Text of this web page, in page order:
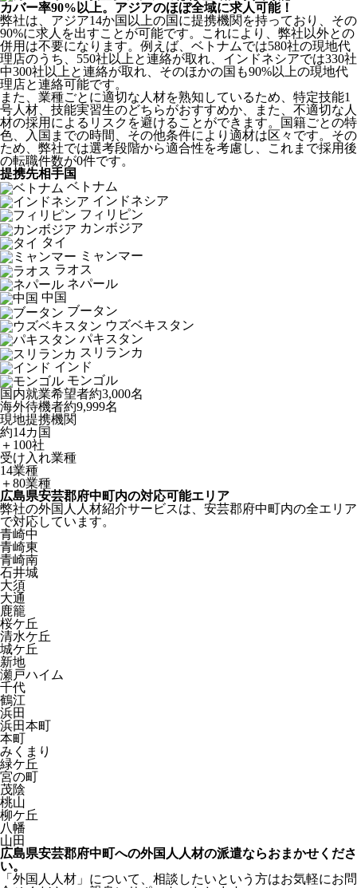
カバー率90%以上。アジアのほぼ全域に求人可能！
弊社は、 アジア14か国以上の国に提携機関を持っており、その
90%に求人を出すことが可能です。これにより、弊社以外との
併用は不要になります。例えば、ベトナムでは580社の現地代
理店のうち、550社以上と連絡が取れ、インドネシアでは330社
中300社以上と連絡が取れ、そのほかの国も90%以上の現地代
理店と連絡可能です。
また、業種ごとに適切な人材を熟知しているため、特定技能1
号人材、技能実習生のどちらがおすすめか、また、不適切な人
材の採用によるリスクを避けることができます。国籍ごとの特
色、入国までの時間、その他条件により適材は区々です。その
ため、弊社では選考段階から適合性を考慮し、これまで採用後
の転職件数が0件です。
提携先相手国
ベトナム
インドネシア
フィリピン
カンボジア
タイ
ミャンマー
ラオス
ネパール
中国
ブータン
ウズベキスタン
パキスタン
スリランカ
インド
モンゴル
国内就業希望者約3,000名
海外待機者約9,999名
現地提携機関
約14カ国
＋100社
受け入れ業種
14業種
＋80業種
広島県安芸郡府中町内の対応可能エリア
弊社の外国人人材紹介サービスは、安芸郡府中町内の全エリア
で対応しています。
青崎中
青崎東
青崎南
石井城
大須
大通
鹿籠
桜ケ丘
清水ケ丘
城ケ丘
新地
瀬戸ハイム
千代
鶴江
浜田
浜田本町
本町
みくまり
緑ケ丘
宮の町
茂陰
桃山
柳ケ丘
八幡
山田
広島県安芸郡府中町への外国人人材の派遣ならおまかせくださ
い。
「外国人人材」について、相談したいという方はお気軽にお問